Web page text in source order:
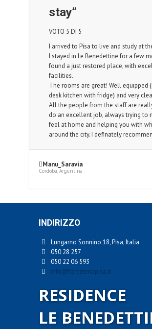
stay”
VOTO 5 DI 5
I arrived to Pisa to live and study at
I stayed in Le Benedettine for a few
found a just restored place, with
facilities.
The rooms are great! Well equipped
desk kitchen with fridge) and very
All the people from the staff are
do an excellent job, always trying to
feel at home and helping you with
around the city. I definately
Manu_Saravia
Cordoba, Argentina
INDIRIZZO
Lungarno Sonnino 18, Pisa, Italia
050 28 257
050 22 06 593
info@foresteriapisa.it
RESIDENCE
LE